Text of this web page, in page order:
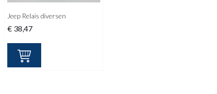
Jeep Relais diversen
€ 38,47